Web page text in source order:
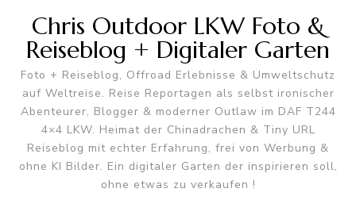
Chris Outdoor LKW Foto &
Reiseblog + Digitaler Garten
Foto + Reiseblog, Offroad Erlebnisse & Umweltschutz
auf Weltreise. Reise Reportagen als selbst ironischer
Abenteurer, Blogger & moderner Outlaw im DAF T244
4×4 LKW. Heimat der Chinadrachen & Tiny URL
Reiseblog mit echter Erfahrung, frei von Werbung &
ohne KI Bilder. Ein digitaler Garten der inspirieren soll,
ohne etwas zu verkaufen !